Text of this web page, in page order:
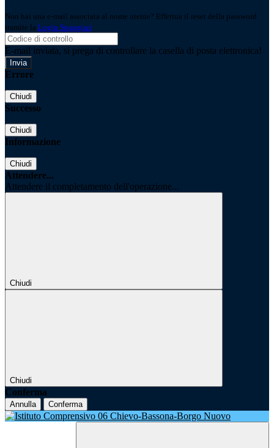
Non hai una e-mail associata al nome utente? Effettua il reset della password
tramite la Login Spaggiari
E-mail inviata, si prega di controllare la casella di posta elettronica!
Errore
Chiudi
Successo
Chiudi
Informazione
Chiudi
Attendere...
Attendere il completamento dell'operazione...
Chiudi
Chiudi
Conferma
Annulla Conferma